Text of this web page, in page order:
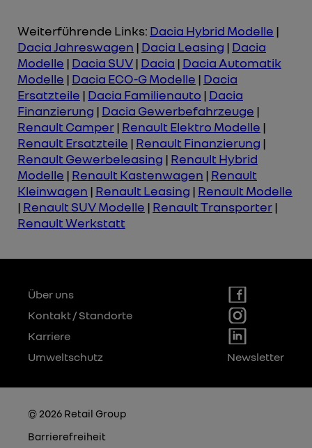
Weiterführende Links: Dacia Hybrid Modelle |
Dacia Jahreswagen | Dacia Leasing | Dacia
Modelle | Dacia SUV| Dacia | Dacia Automatik
Modelle | Dacia ECO-G Modelle | Dacia
Ersatzteile | Dacia Familienauto | Dacia
Finanzierung | Dacia Gewerbefahrzeuge |
Renault Camper| Renault Elektro Modelle |
Renault Ersatzteile | Renault Finanzierung |
Renault Gewerbeleasing | Renault Hybrid
Modelle | Renault Kastenwagen | Renault
Kleinwagen | Renault Leasing | Renault Modelle
| Renault SUV Modelle | Renault Transporter|
Renault Werkstatt
Über uns
Kontakt / Standorte
Karriere
Umweltschutz
Newsletter
© 2026 Retail Group
Barrierefreiheit